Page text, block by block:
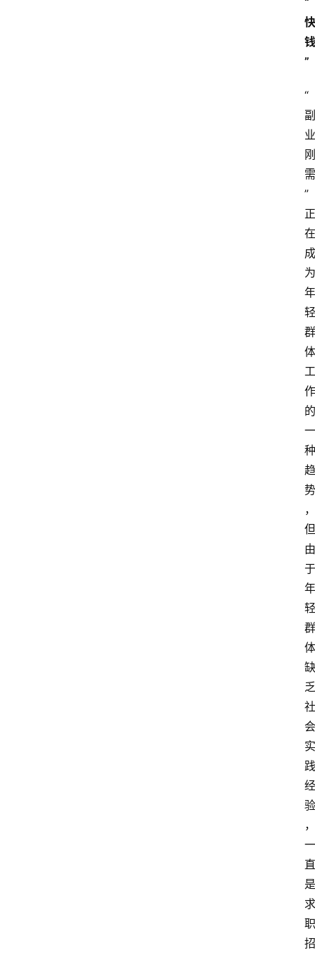
快
钱
”
“
副
业
刚
需
”
正
在
成
为
年
轻
群
体
工
作
的
一
种
趋
势
，
但
由
于
年
轻
群
体
缺
乏
社
会
实
践
经
验
，
一
直
是
求
职
招